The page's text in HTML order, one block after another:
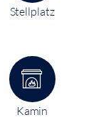
Stellplatz
Kamin